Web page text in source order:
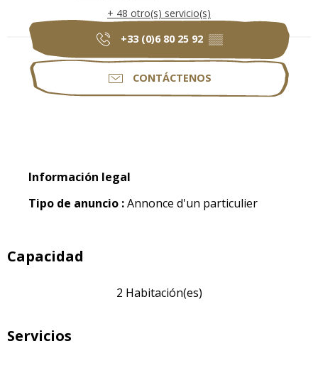
+ 48 otro(s) servicio(s)
+33 (0)6 80 25 92 ▒▒
CONTÁCTENOS
Información legal
Información legal
Tipo de anuncio :Annonce d'un particulier
Capacidad
2 Habitación(es)
Servicios